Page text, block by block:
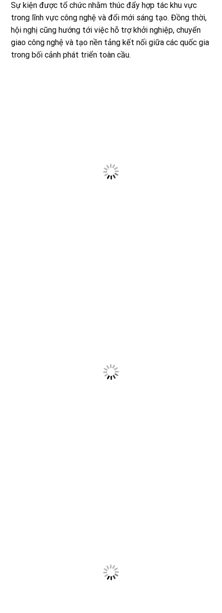
Sự kiện được tổ chức nhằm thúc đẩy hợp tác khu vực
trong lĩnh vực công nghệ và đổi mới sáng tạo. Đồng thời,
hội nghị cũng hướng tới việc hỗ trợ khởi nghiệp, chuyển
giao công nghệ và tạo nền tảng kết nối giữa các quốc gia
trong bối cảnh phát triển toàn cầu.